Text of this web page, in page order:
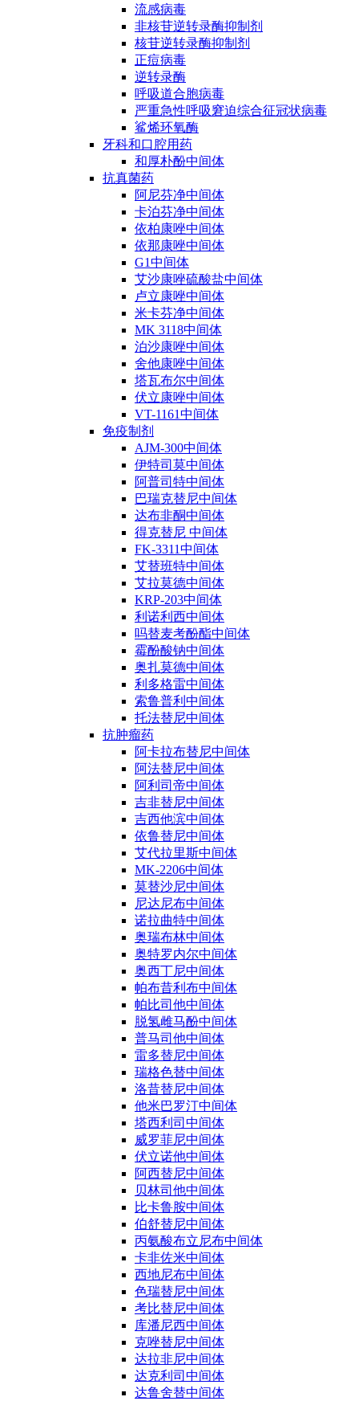
流感病毒
非核苷逆转录酶抑制剂
核苷逆转录酶抑制剂
正痘病毒
逆转录酶
呼吸道合胞病毒
严重急性呼吸窘迫综合征冠状病毒
鲨烯环氧酶
牙科和口腔用药
和厚朴酚中间体
抗真菌药
阿尼芬净中间体
卡泊芬净中间体
依柏康唑中间体
依那康唑中间体
G1中间体
艾沙康唑硫酸盐中间体
卢立康唑中间体
米卡芬净中间体
MK 3118中间体
泊沙康唑中间体
舍他康唑中间体
塔瓦布尔中间体
伏立康唑中间体
VT-1161中间体
免疫制剂
AJM-300中间体
伊特司莫中间体
阿普司特中间体
巴瑞克替尼中间体
达布非酮中间体
得克替尼 中间体
FK-3311中间体
艾替班特中间体
艾拉莫德中间体
KRP-203中间体
利诺利西中间体
吗替麦考酚酯中间体
霉酚酸钠中间体
奥扎莫德中间体
利多格雷中间体
索鲁普利中间体
托法替尼中间体
抗肿瘤药
阿卡拉布替尼中间体
阿法替尼中间体
阿利司帝中间体
吉非替尼中间体
吉西他滨中间体
依鲁替尼中间体
艾代拉里斯中间体
MK-2206中间体
莫替沙尼中间体
尼达尼布中间体
诺拉曲特中间体
奥瑞布林中间体
奥特罗内尔中间体
奥西丁尼中间体
帕布昔利布中间体
帕比司他中间体
脱氢雌马酚中间体
普马司他中间体
雷多替尼中间体
瑞格色替中间体
洛昔替尼中间体
他米巴罗汀中间体
塔西利司中间体
威罗菲尼中间体
伏立诺他中间体
阿西替尼中间体
贝林司他中间体
比卡鲁胺中间体
伯舒替尼中间体
丙氨酸布立尼布中间体
卡非佐米中间体
西地尼布中间体
色瑞替尼中间体
考比替尼中间体
库潘尼西中间体
克唑替尼中间体
达拉非尼中间体
达克利司中间体
达鲁舍替中间体